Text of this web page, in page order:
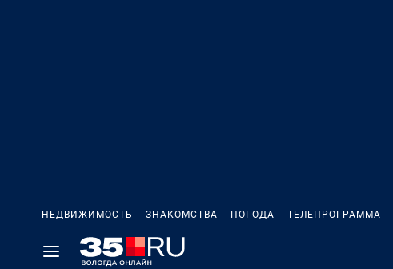
НЕДВИЖИМОСТЬ ЗНАКОМСТВА ПОГОДА ТЕЛЕПРОГРАММА